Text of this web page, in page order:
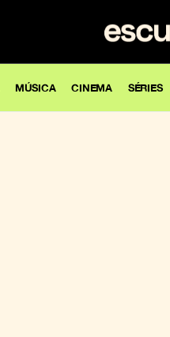
MÚSICA CINEMA SÉRIES